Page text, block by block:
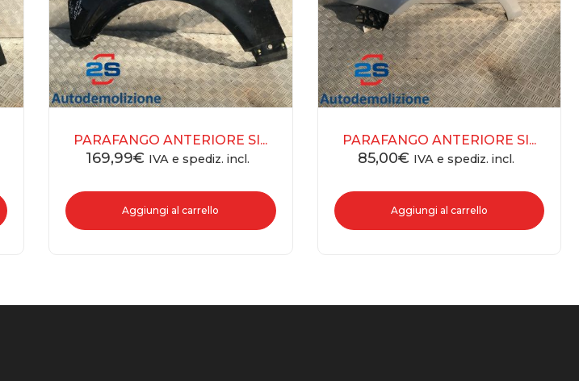
PARAFANGO ANTERIORE SI...
169,99€ IVA e spediz. incl.
Aggiungi al carrello
PARAFANGO ANTERIORE SI...
85,00€ IVA e spediz. incl.
Aggiungi al carrello